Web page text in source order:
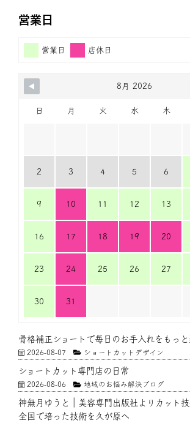
営業日
営業日 店休日
8月 2026
日 月 火 水 木
2 3 4 5 6
9 10 11 12 13
16 17 18 19 20
23 24 25 26 27
30 31
骨格補正ショートで毎日のお手入れをもっと
2026-08-07 ショートカットデザイン
ショートカット専門店の日常
2026-08-06 地域のお悩み解決ブログ
神無月ゆうと｜美容専門出版社よりカット技
全国で培った技術を久が原へ